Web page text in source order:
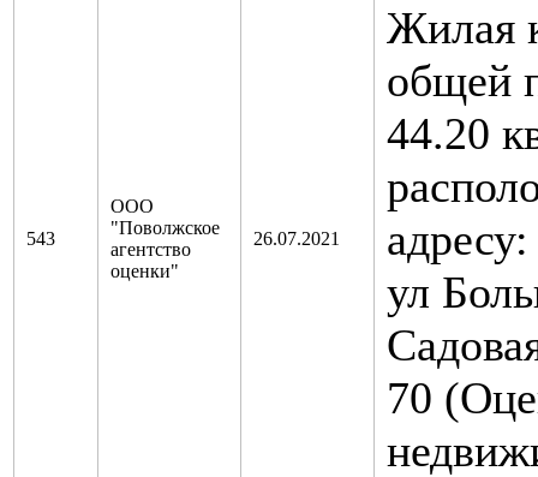
543
ООО
"Поволжское
агентство
оценки"
26.07.2021
Жилая
общей
44.20
ул
70